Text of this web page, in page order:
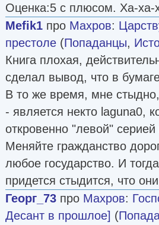
Оценка:5 с плюсом. Ха-ха-
Mefik1 про Махров:
престоле (Попаданцы,
Книга плохая,
сделал вывод, что в
В то же время, мне
- является некто laguna0,
откровенно "левой"
Меняйте гражданство
любое государство. И
придется стыдится, что
Георг_73 про Махров:
Десант в прошлое] (